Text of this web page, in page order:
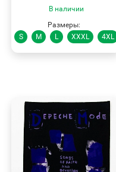
В наличии
Размеры:
S
M L XXXL 4XL